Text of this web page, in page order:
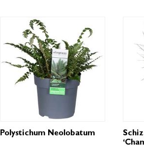
Polystichum Neolobatum